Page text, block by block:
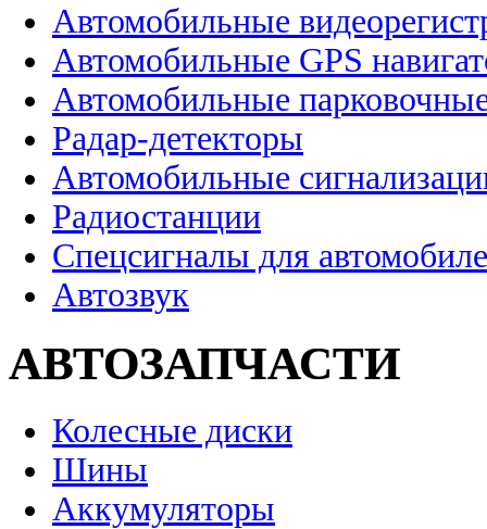
Автомобильные
Автомобильные GPS
Автомобильные
Радар-детекторы
Автомобильные
Радиостанции
Спецсигналы для
Автозвук
АВТОЗАПЧАСТИ
Колесные диски
Шины
Аккумуляторы